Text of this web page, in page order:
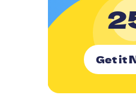
Get it